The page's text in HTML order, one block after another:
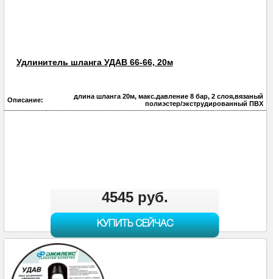
Удлинитель шланга УДАВ 66-66, 20м
Описание:
длина шланга 20м, макс.давление 8 бар, 2 слоя,вязаный
полиэстер/экструдированный ПВХ
4545 руб.
КУПИТЬ СЕЙЧАС